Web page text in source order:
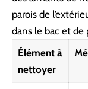
parois de
dans le bac et de
Élément à
nettoyer